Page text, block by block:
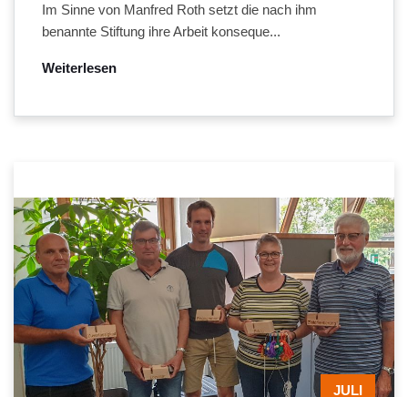
Im Sinne von Manfred Roth setzt die nach ihm
benannte Stiftung ihre Arbeit konseque...
Weiterlesen
JULI